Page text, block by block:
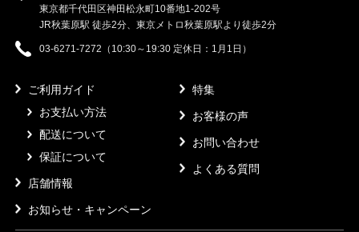
東京都千代田区神田松永町10番地1-202号
JR秋葉原駅 徒歩2分、東京メトロ秋葉原駅より徒歩2分
03-6271-7272（10:30～19:30 定休日：1月1日）
ご利用ガイド
お支払い方法
配送について
保証について
店舗情報
お知らせ・キャンペーン
特集
お客様の声
お問い合わせ
よくある質問